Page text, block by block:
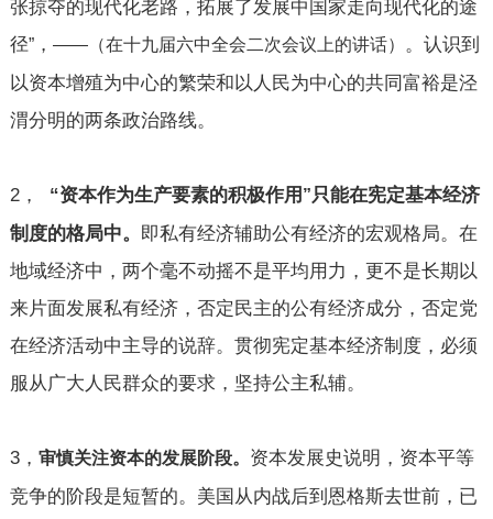
张掠夺的现代化老路，拓展了发展中国家走向现代化的途
径”， ——（在十九届六中全会二次会议上的讲话） 。认识到
以资本增殖为中心的繁荣和以人民为中心的共同富裕是泾
渭分明的两条政治路线。
2， “资本作为生产要素的积极作用 ”只能在宪定基本经济
制度的格局中。 即私有经济辅助公有经济的宏观格局。在
地域经济中，两个毫不动摇不是平均用力，更不是长期以
来片面发展私有经济，否定民主的公有经济成分，否定党
在经济活动中主导的说辞。贯彻宪定基本经济制度，必须
服从广大人民群众的要求，坚持公主私辅。
3， 审慎关注资本的发展阶段。 资本发展史说明，资本平等
竞争的阶段是短暂的。美国从内战后到恩格斯去世前，已